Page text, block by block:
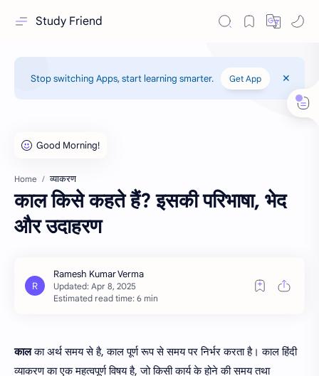
Study Friend
Stop switching Apps, start learning smarter. Get App
Home व्याकरण
काल किसे कहते हैं? इसकी परिभाषा, भेद
और उदाहरण
Estimated read time: 6 min
कालका अर्थ समय से है, काल पूर्ण रूप से समय पर निर्भर करता है। काल हिंदी
व्याकरण का एक महत्वपूर्ण विषय है, जो किसी कार्य के होने की समय तथा